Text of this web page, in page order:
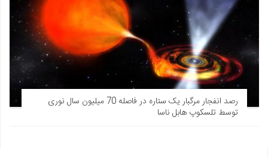
رصد انفجار مرگبار یک ستاره در فاصله 70 میلیون سال نوری
توسط تلسکوپ هابل ناسا